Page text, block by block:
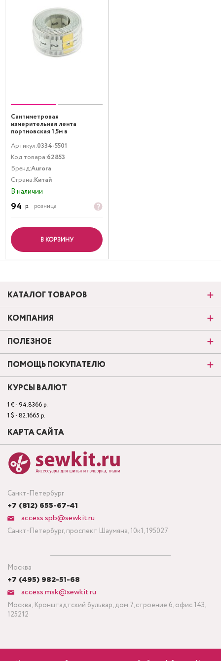
Сантиметровая
измерительная лента
портновская 1,5м в
коробочке Aurora 0334-5501
Артикул:0334-5501
Код товара:62853
Бренд:Aurora
Страна:Китай
В наличии
94 р. розница
В КОРЗИНУ
Санкт-Петербург
+7 (812) 655-67-41
access.spb@sewkit.ru
Санкт-Петербург, проспект Шаумяна, 10к1, 195027
Москва
+7 (495) 982-51-68
access.msk@sewkit.ru
Москва, Кронштадтский бульвар, дом 7, строение 6, офис 143,
125212
КАТАЛОГ ТОВАРОВ
КОМПАНИЯ
ПОЛЕЗНОЕ
ПОМОЩЬ ПОКУПАТЕЛЮ
КУРСЫ ВАЛЮТ
1 € - 94.8366 р.
1 $ - 82.1665 р.
КАРТА САЙТА